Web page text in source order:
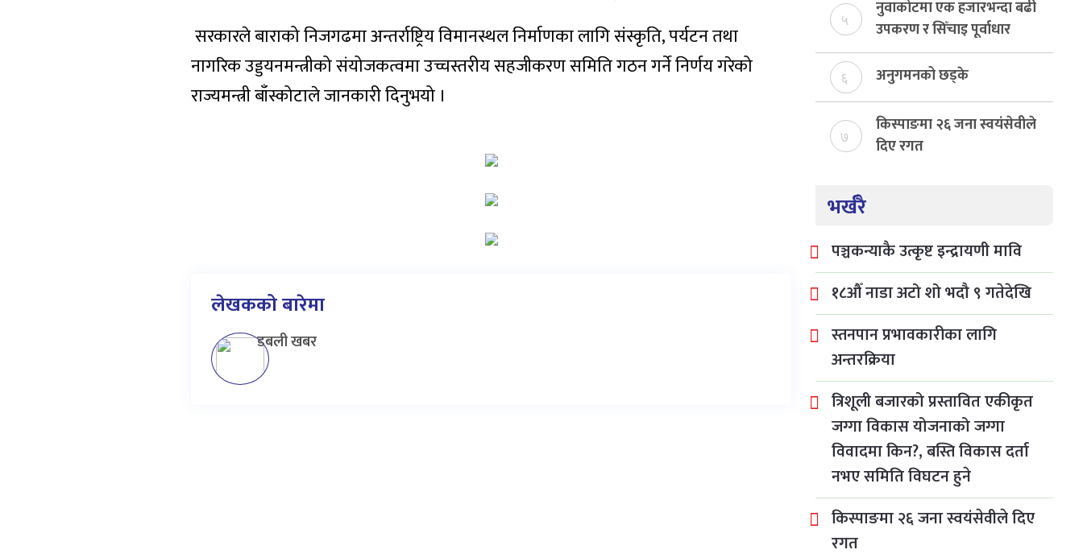
सरकारले बाराको निजगढमा अन्तर्राष्ट्रिय विमानस्थल निर्माणका लागि संस्कृति, पर्यटन तथा
नागरिक उड्डयनमन्त्रीको संयोजकत्वमा उच्चस्तरीय सहजीकरण समिति गठन गर्ने निर्णय गरेको
राज्यमन्त्री बाँस्कोटाले जानकारी दिनुभयो ।
लेखकको बारेमा
डबली खबर
बेरुजु फर्छयौट
५
नुवाकोटमा एक हजारभन्दा बढी
उपकरण र सिँचाइ पूर्वाधार
निर्माण
६ अनुगमनको छड्के
७
किस्पाङमा २६ जना स्वयंसेवीले
दिए रगत
भर्खरै
पञ्चकन्याकै उत्कृष्ट इन्द्रायणी मावि
१८औँ नाडा अटो शो भदौ ९ गतेदेखि
स्तनपान प्रभावकारीका लागि
अन्तरक्रिया
त्रिशूली बजारको प्रस्तावित एकीकृत
जग्गा विकास योजनाको जग्गा
विवादमा किन?, बस्ति विकास दर्ता
नभए समिति विघटन हुने
किस्पाङमा २६ जना स्वयंसेवीले दिए
रगत